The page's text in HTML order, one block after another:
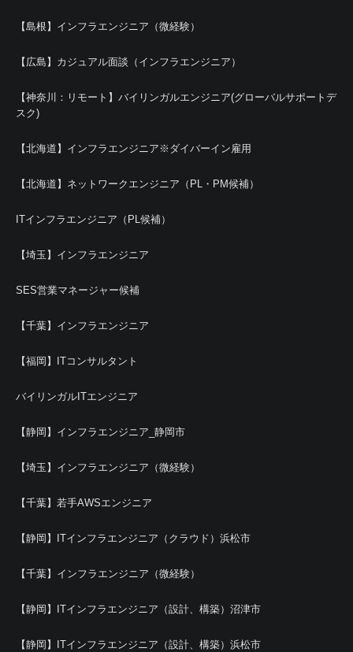
【島根】インフラエンジニア（微経験）
【広島】カジュアル面談（インフラエンジニア）
【神奈川：リモート】バイリンガルエンジニア(グローバルサポートデ
スク)
【北海道】インフラエンジニア※ダイバーイン雇用
【北海道】ネットワークエンジニア（PL・PM候補）
ITインフラエンジニア（PL候補）
【埼玉】インフラエンジニア
SES営業マネージャー候補
【千葉】インフラエンジニア
【福岡】ITコンサルタント
バイリンガルITエンジニア
【静岡】インフラエンジニア_静岡市
【埼玉】インフラエンジニア（微経験）
【千葉】若手AWSエンジニア
【静岡】ITインフラエンジニア（クラウド）浜松市
【千葉】インフラエンジニア（微経験）
【静岡】ITインフラエンジニア（設計、構築）沼津市
【静岡】ITインフラエンジニア（設計、構築）浜松市